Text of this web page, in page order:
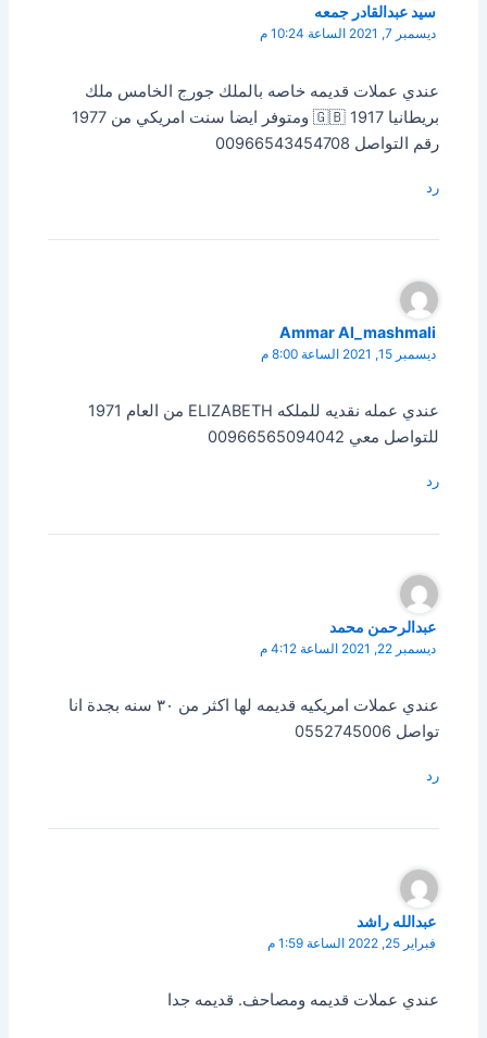
سيد عبدالقادر جمعه
ديسمبر 7, 2021 الساعة 10:24 م
عندي عملات قديمه خاصه بالملك جورج الخامس ملك
بريطانيا 🇬🇧 1917 ومتوفر ايضا سنت امريكي من 1977
رقم التواصل 00966543454708
رد
Ammar Al_mashmali
ديسمبر 15, 2021 الساعة 8:00 م
عندي عمله نقديه للملكه ELIZABETH من العام 1971
للتواصل معي 00966565094042
رد
عبدالرحمن محمد
ديسمبر 22, 2021 الساعة 4:12 م
عندي عملات امريكيه قديمه لها اكثر من ٣٠ سنه بجدة انا
تواصل 0552745006
رد
عبدالله راشد
فبراير 25, 2022 الساعة 1:59 م
عندي عملات قديمه ومصاحف. قديمه جدا